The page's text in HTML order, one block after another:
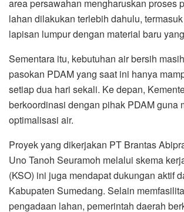
area persawahan mengharuskan proses
lahan dilakukan terlebih dahulu,
lapisan lumpur dengan material baru
Sementara itu, kebutuhan air bersih
pasokan PDAM yang saat ini hanya
setiap dua hari sekali. Ke depan,
berkoordinasi dengan pihak PDAM guna
optimalisasi air.
Proyek yang dikerjakan PT Brantas
Uno Tanoh Seuramoh melalui skema
(KSO) ini juga mendapat dukungan aktif
Kabupaten Sumedang. Selain
pengadaan lahan, pemerintah daerah